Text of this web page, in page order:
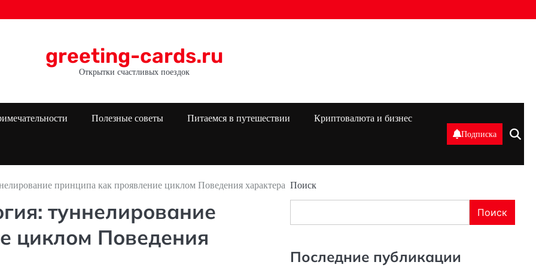
greeting-cards.ru
Открытки счастливых поездок
Полезные советы Питаемся в путешествии Криптовалюта и бизнес
Подписка
принципа как проявление циклом Поведения характера
туннелирование
циклом Поведения
Поиск
Поиск
Последние публикации